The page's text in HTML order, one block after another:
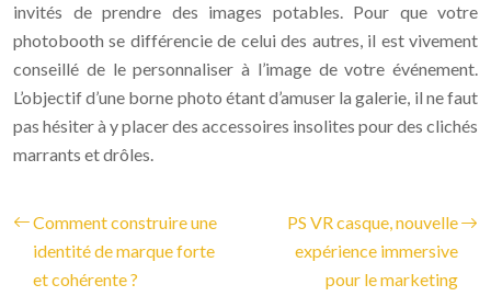
invités de prendre des images potables. Pour que votre
photobooth se différencie de celui des autres, il est vivement
conseillé de le personnaliser à l’image de votre événement.
L’objectif d’une borne photo étant d’amuser la galerie, il ne faut
pas hésiter à y placer des accessoires insolites pour des clichés
marrants et drôles.
Comment construire une
identité de marque forte
et cohérente ?
PS VR casque, nouvelle
expérience immersive
pour le marketing